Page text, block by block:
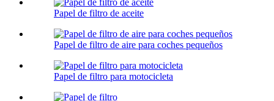
Papel de filtro de aceite
Papel de filtro de aire para coches pequeños
Papel de filtro para motocicleta